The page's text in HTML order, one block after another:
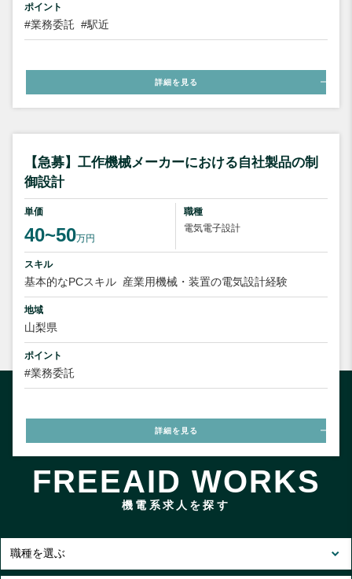
ポイント
#業務委託 #駅近
詳細を見る
【急募】工作機械メーカーにおける自社製品の制
御設計
単価
40~50万円
職種
電気電子設計
スキル
基本的なPCスキル 産業用機械・装置の電気設計経験
地域
山梨県
ポイント
#業務委託
詳細を見る
FREEAID WORKS
機電系求人を探す